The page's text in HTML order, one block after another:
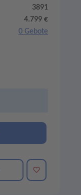
3891
4.799 €
0 Gebote
Merken